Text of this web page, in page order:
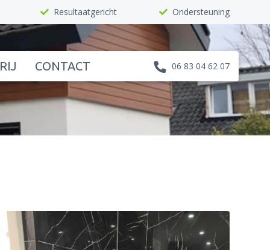
Resultaatgericht Ondersteuning
CONTACT 06 83 04 62 07